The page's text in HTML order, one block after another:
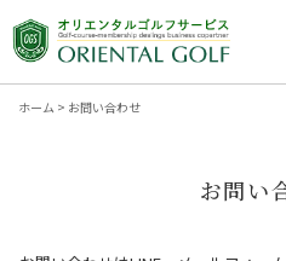
ホーム > お問い合わせ
お問い